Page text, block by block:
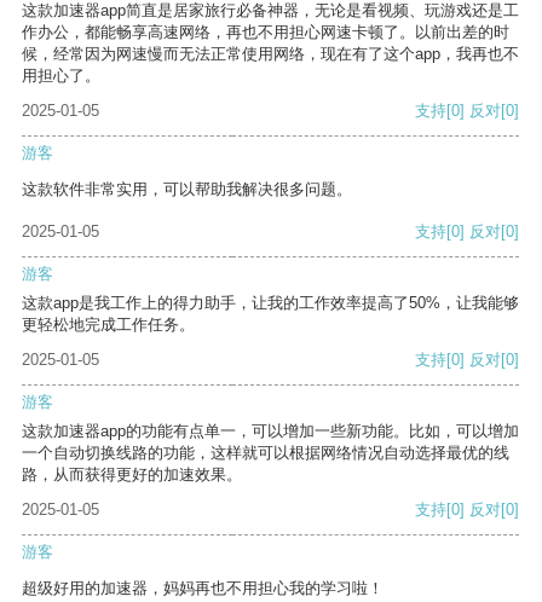
这款加速器app简直是居家旅行必备神器，无论是看视频、玩游戏还是工
作办公，都能畅享高速网络，再也不用担心网速卡顿了。以前出差的时
候，经常因为网速慢而无法正常使用网络，现在有了这个app，我再也不
用担心了。
2025-01-05
支持[0] 反对[0]
游客
这款软件非常实用，可以帮助我解决很多问题。
2025-01-05 支持[0] 反对[0]
游客
这款app是我工作上的得力助手，让我的工作效率提高了50%，让我能够
更轻松地完成工作任务。
2025-01-05
支持[0] 反对[0]
游客
这款加速器app的功能有点单一，可以增加一些新功能。比如，可以增加
一个自动切换线路的功能，这样就可以根据网络情况自动选择最优的线
路，从而获得更好的加速效果。
2025-01-05
支持[0] 反对[0]
游客
超级好用的加速器，妈妈再也不用担心我的学习啦！